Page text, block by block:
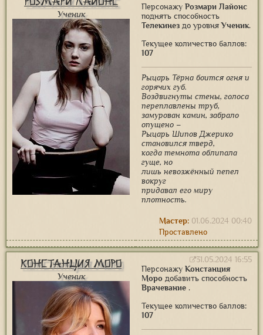
Ученик
Персонажу Розмари Лайонс
поднять способность
Телекинез до уровняУченик.
Текущее количество баллов:
107
Рыцарь Тёрна боится огня и
горячих губ.
Воздвигнуты стены, голоса
переплавлены труб,
замурован камин, забрало
опущено –
Рыцарь Шипов Джерико
становился тверд,
когда темнота облипала
гуще, но
лишь невозжённый пепел
вокруг
придавал его миру
плотность.
01.06.2024 00:40
Мастер:
Проставлено
Констанция Моро
Ученик
31.05.2024 16:55
Персонажу Констанция
Моро добавить способность
Врачевание .
Текущее количество баллов:
107